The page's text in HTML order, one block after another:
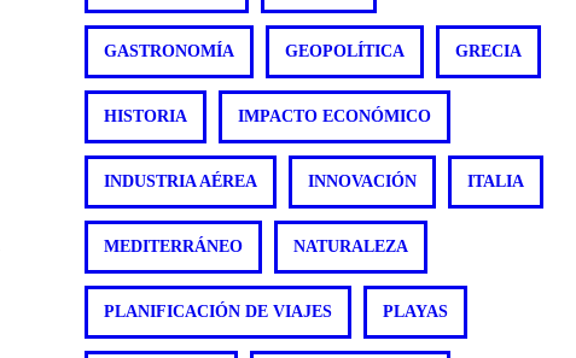
GASTRONOMÍA GEOPOLÍTICA GRECIA
HISTORIA IMPACTO ECONÓMICO
INDUSTRIA AÉREA INNOVACIÓN ITALIA
MEDITERRÁNEO NATURALEZA
PLANIFICACIÓN DE VIAJES PLAYAS